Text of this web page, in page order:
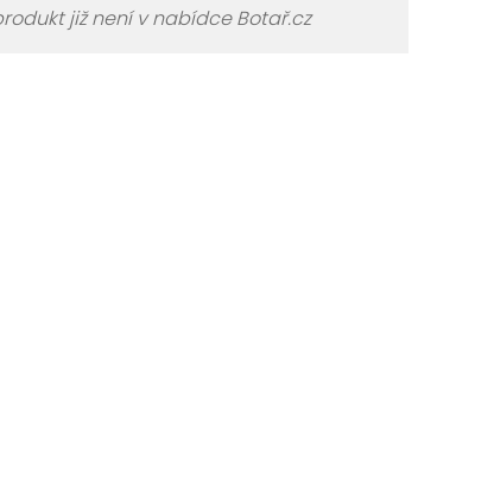
již není v nabídce Botař.cz